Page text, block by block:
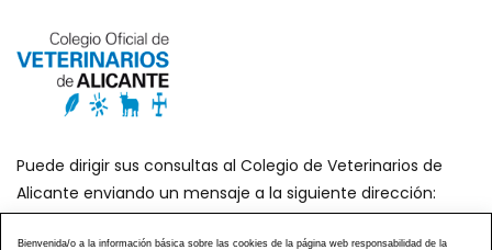
Puede dirigir sus consultas al Colegio de Veterinarios de
Alicante enviando un mensaje a la siguiente dirección:
secretaria@icoval.org
Bienvenida/o a la información básica sobre las cookies de la página web responsabilidad de la